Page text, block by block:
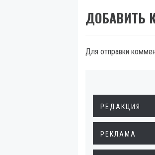
ДОБАВИТЬ
Для отправки
РЕДАКЦИЯ
РЕКЛАМА